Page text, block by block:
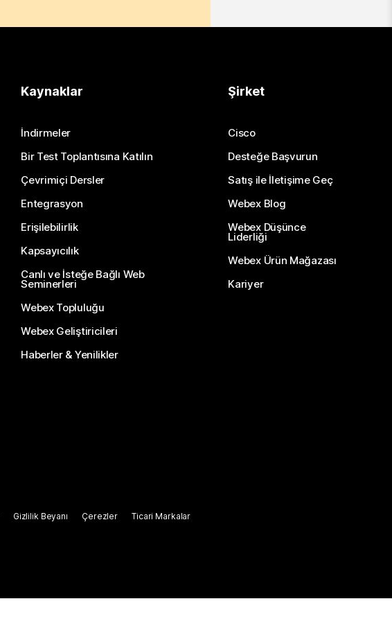
Kaynaklar
İndirmeler
Bir Test Toplantısına Katılın
Çevrimiçi Dersler
Entegrasyon
Erişilebilirlik
Kapsayıcılık
Canlı ve İsteğe Bağlı Web
Seminerleri
Webex Topluluğu
Webex Geliştiricileri
Haberler & Yenilikler
Şirket
Cisco
Desteğe Başvurun
Satış ile İletişime Geç
Webex Blog
Webex Düşünce
Liderliği
Webex Ürün Mağazası
Kariyer
Gizlilik Beyanı Çerezler Ticari Markalar